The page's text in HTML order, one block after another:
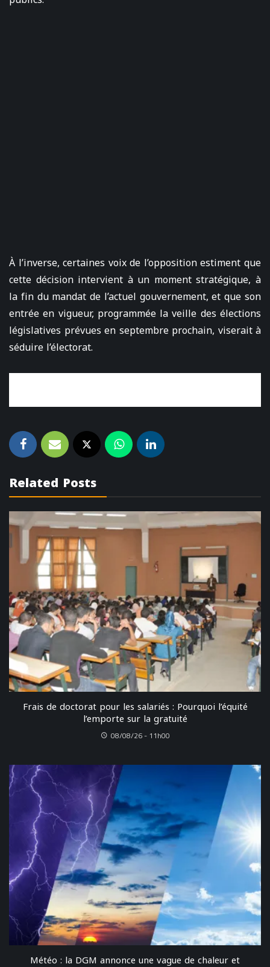
À l’inverse, certaines voix de l’opposition estiment que
cette décision intervient à un moment stratégique, à
la fin du mandat de l’actuel gouvernement, et que son
entrée en vigueur, programmée la veille des élections
législatives prévues en septembre prochain, viserait à
séduire l’électorat.
Related Posts
Frais de doctorat pour les salariés : Pourquoi l’équité
l’emporte sur la gratuité
08/08/26 - 11h00
Météo : la DGM annonce une vague de chaleur et